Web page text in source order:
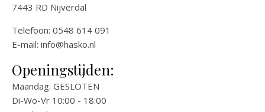
7443 RD Nijverdal
Telefoon: 0548 614 091
E-mail: info@hasko.nl
Openingstijden:
Maandag: GESLOTEN
Di-Wo-Vr 10:00 - 18:00